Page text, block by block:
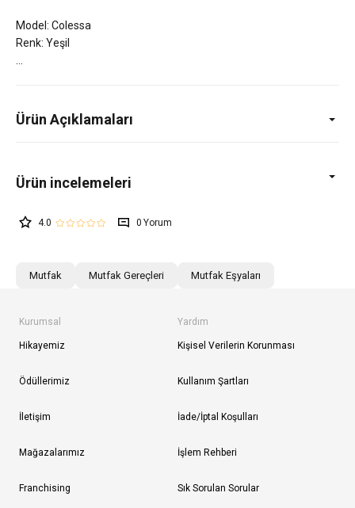
Model: Colessa
Renk: Yeşil
Ürün Açıklamaları
4.0 0
Mutfak Mutfak Gereçleri Mutfak Eşyaları
Kurumsal
Hikayemiz
Ödüllerimiz
İletişim
Mağazalarımız
Franchising
Yardım
Kişisel Verilerin Korunması
Kullanım Şartları
İade/İptal Koşulları
İşlem Rehberi
Sık Sorulan Sorular